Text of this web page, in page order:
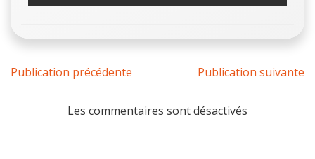
Publication précédente Publication suivante
Les commentaires sont désactivés